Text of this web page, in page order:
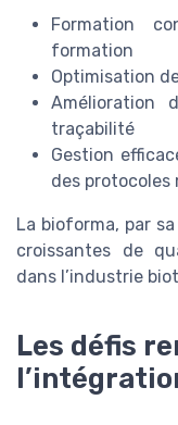
Formation
formation
Optimisation
Amélioration
traçabilité
Gestion
des protocoles
La bioforma, par
croissantes de
dans l’industrie
Les défis